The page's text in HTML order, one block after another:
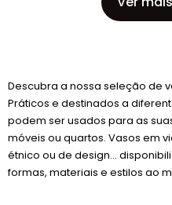
Descubra a nossa seleção de
Práticos e destinados a
podem ser usados ​​para as
móveis ou quartos. Vasos em
étnico ou de design...
formas, materiais e estilos ao